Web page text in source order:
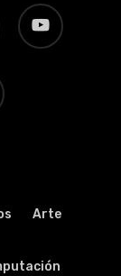
youtube
Arte